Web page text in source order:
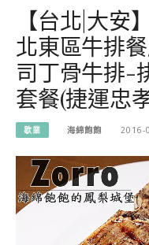
【台北|大
北東區牛排
司丁骨牛排-
套餐(捷運忠
歇業 海綿飽飽 2016-